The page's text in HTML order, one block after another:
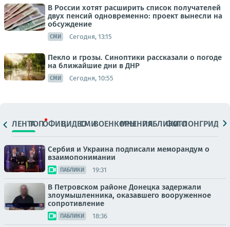
В России хотят расширить список получателей
двух пенсий одновременно: проект вынесли на
обсуждение
СМИ Сегодня, 13:15
Пекло и грозы. Синоптики рассказали о погоде
на ближайшие дни в ДНР
СМИ Сегодня, 10:55
ЛЕНТАТОПОФИЦ.ВИДЕОСМИВОЕНКОРЫМНЕНИЯПАБЛИКИ
ФОТОЛОНГРИДЫ
Сербия и Украина подписали меморандум о
взаимопонимании
ПАБЛИКИ 19:31
В Петровском районе Донецка задержали
злоумышленника, оказавшего вооруженное
сопротивление
ПАБЛИКИ 18:36